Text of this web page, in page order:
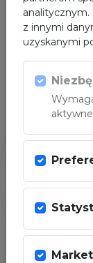
SPONSOR
z innymi
uzyskanymi